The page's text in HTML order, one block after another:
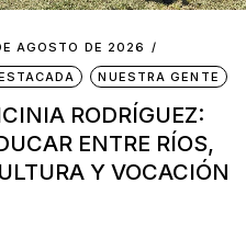
AGOSTO DE 2026
NUESTRA GENTE
RODRÍGUEZ:
ENTRE RÍOS,
Y VOCACIÓN